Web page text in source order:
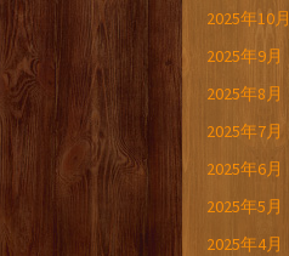
2025年10月
2025年9月
2025年8月
2025年7月
2025年6月
2025年5月
2025年4月